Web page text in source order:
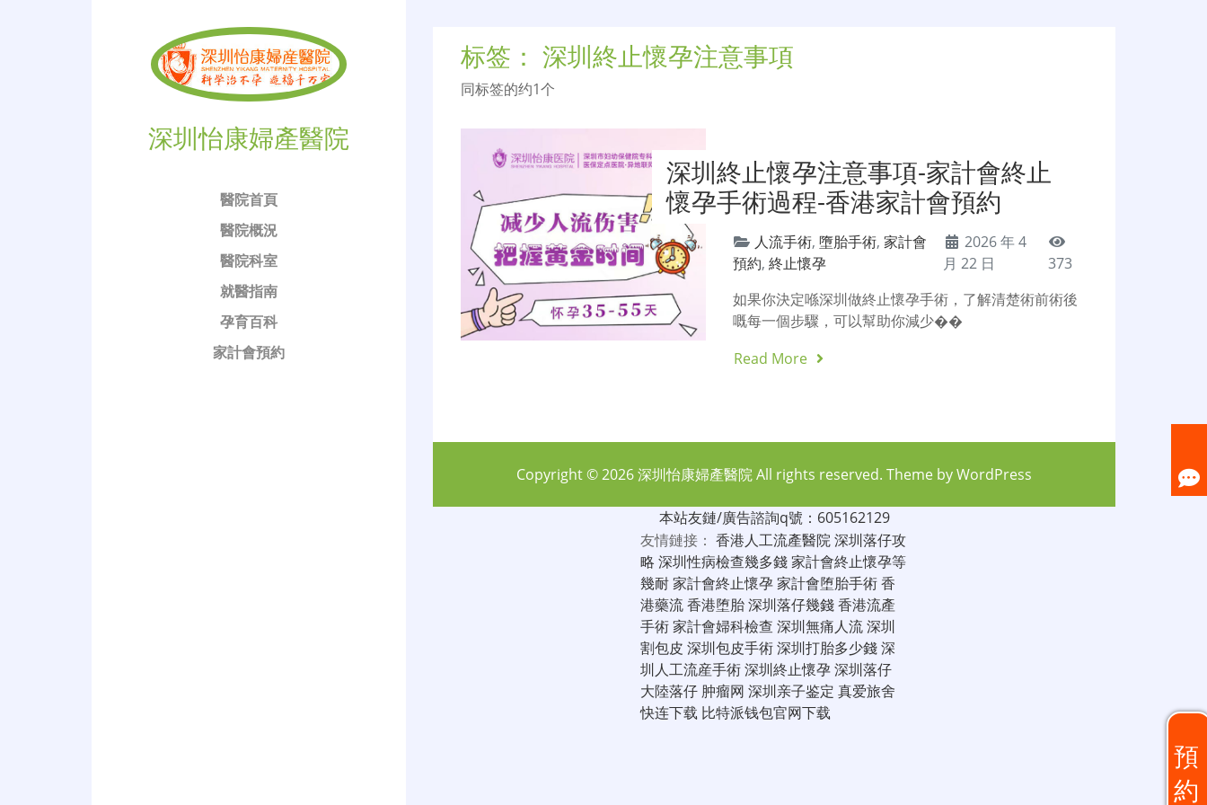
深圳怡康婦產醫院
醫院首頁
醫院概況
醫院科室
就醫指南
孕育百科
家計會預約
标签： 深圳終止懷孕注意事項
同标签的约1个
深圳終止懷孕注意事項-家計會終止
懷孕手術過程-香港家計會預約
人流手術,墮胎手術,家計會
預約,終止懷孕
2026 年 4
月 22 日
373
如果你決定喺深圳做終止懷孕手術，了解清楚術前術後
嘅每一個步驟，可以幫助你減少��
Read More
預
約
Copyright © 2026深圳怡康婦產醫院All rights reserved. Theme byWordPress
本站友鏈/廣告諮詢q號：605162129
友情鏈接： 香港人工流產醫院深圳落仔攻
略 深圳性病檢查幾多錢家計會終止懷孕等
幾耐家計會終止懷孕家計會堕胎手術香
港藥流香港堕胎深圳落仔幾錢香港流產
手術家計會婦科檢查 深圳無痛人流深圳
割包皮 深圳包皮手術深圳打胎多少錢深
圳人工流産手術深圳終止懷孕深圳落仔
大陸落仔 肿瘤网 深圳亲子鉴定 真爱旅舍
快连下载 比特派钱包官网下载